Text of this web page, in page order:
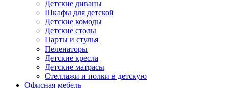
Детские диваны
Шкафы для детской
Детские комоды
Детские столы
Парты и стулья
Пеленаторы
Детские кресла
Детские матрасы
Стеллажи и полки в детскую
Офисная мебель